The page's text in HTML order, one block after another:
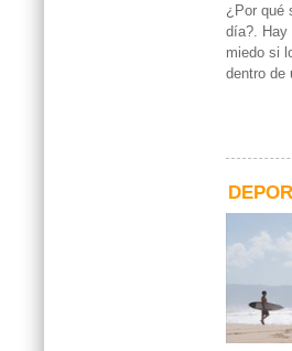
¿Por qué
día?. Hay
miedo si
dentro de